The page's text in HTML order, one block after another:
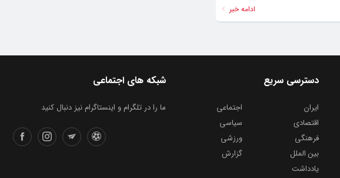
ادامه خبر
شبکه های اجتماعی
ما را در تلگرام و اینستاگرام نیز دنبال کنید
دسترسی سریع
ایران
اجتماعی
اقتصادی
سیاسی
فرهنگی
ورزشی
بین الملل
گزارش
یادداشت